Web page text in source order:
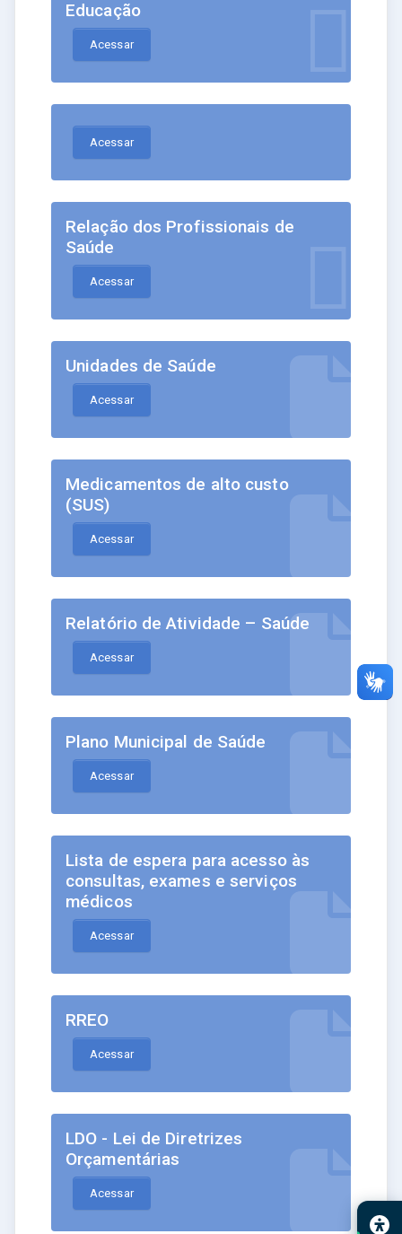
Educação
Acessar
Acessar
Relação dos Profissionais de
Saúde
Acessar
Unidades de Saúde
Acessar
Medicamentos de alto custo
(SUS)
Acessar
Relatório de Atividade – Saúde
Acessar
Plano Municipal de Saúde
Acessar
Lista de espera para acesso às
consultas, exames e serviços
médicos
Acessar
RREO
Acessar
LDO - Lei de Diretrizes
Orçamentárias
Acessar